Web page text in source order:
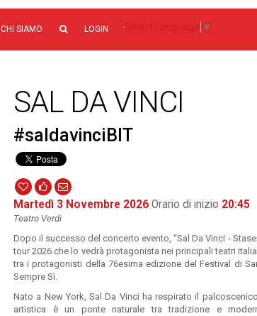
CHI SIAMO LOGIN ▼
SAL DA VINCI
#saldavinciBIT
Martedì 3 Novembre 2026 Orario di inizio 20:45
Teatro Verdi
Dopo il successo del concerto evento, “Sal Da Vinci -
tour 2026 che lo vedrà protagonista nei principali teatri
tra i protagonisti della 76esima edizione del Festival di
Sempre Sì.
Nato a New York, Sal Da Vinci ha respirato il
artistica è un ponte naturale tra tradizione e